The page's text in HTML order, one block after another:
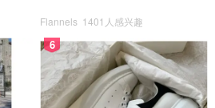
Flannels 1401人感兴趣
6